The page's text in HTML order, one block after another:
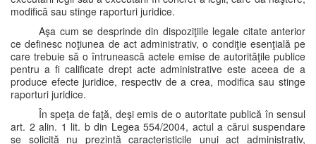
modifică sau stinge raporturi juridice.
Aşa cum se desprinde din dispoziţiile legale citate anterior
ce definesc noţiunea de act administrativ, o condiţie esenţială pe
care trebuie să o întrunească actele emise de autorităţile publice
pentru a fi calificate drept acte administrative este aceea de a
produce efecte juridice, respectiv de a crea, modifica sau stinge
raporturi juridice.
În speţa de faţă, deşi emis de o autoritate publică în sensul
art. 2 alin. 1 lit. b din Legea 554/2004, actul a cărui suspendare
se solicită nu prezintă caracteristicile unui act administrativ,